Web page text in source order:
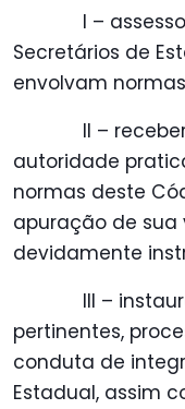
I –
Secretários de
envolvam
II –
autoridade
normas deste
apuração de sua
devidamente
III –
pertinentes,
conduta de
Estadual, assim